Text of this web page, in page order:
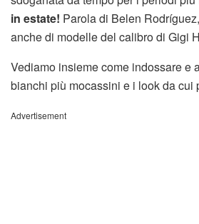
in estate! Parola di Belen
anche di modelle del calibro di Gigi
Vediamo insieme come indossare e
bianchi più mocassini e i look da cui
Advertisement